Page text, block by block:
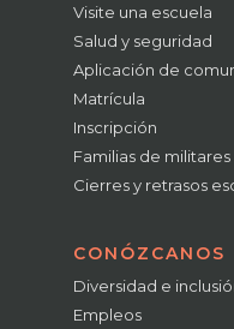
Visite una escuela
Salud y seguridad
Aplicación de
Matrícula
Inscripción
Familias de militares
Cierres y retrasos
CONÓZCANOS
Diversidad e
Empleos